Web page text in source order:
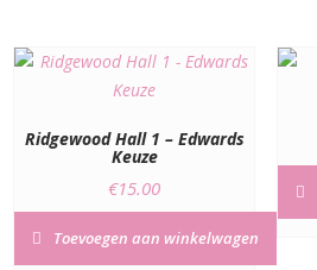
Ridgewood Hall 1 – Edwards
Keuze
€15.00
Toevoegen aan winkelwagen